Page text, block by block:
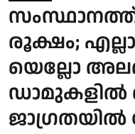
രൂക്ഷം;
യെല്ലോ
ഡാമുകളില്‍
ജാഗ്രതയില്‍